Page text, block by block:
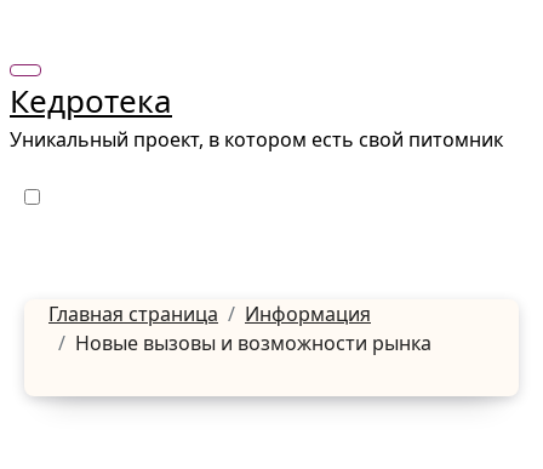
содержанию
Кедротека
Уникальный проект, в котором есть свой питомник
Главная страница
Информация
Новые вызовы и возможности рынка